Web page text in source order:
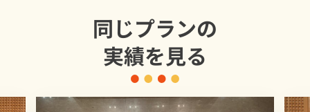
同じプランの
実績を見る